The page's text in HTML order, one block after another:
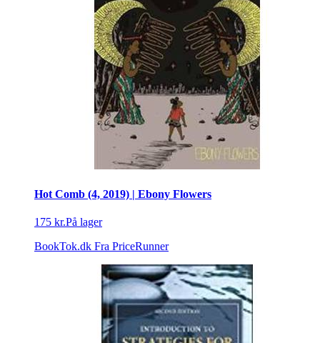
Hot Comb (4, 2019) | Ebony Flowers
175 kr.På lager
BookTok.dk Fra PriceRunner